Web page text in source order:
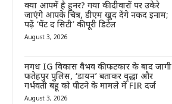
क्या आपमें है हुनर? गया की दीवारों पर उकेरे
जाएंगे आपके चित्र, डीएम खुद देंगे नकद इनाम;
पढ़ें ‘पेंट द सिटी’ की पूरी डिटेल
August 3, 2026
मगध IG विकास वैभव की फटकार के बाद जागी
फतेहपुर पुलिस, ‘डायन’ बताकर वृद्धा और
गर्भवती बहू को पीटने के मामले में FIR दर्ज
August 3, 2026